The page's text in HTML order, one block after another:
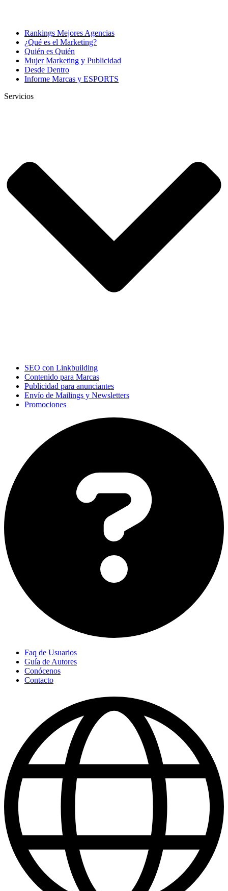
Rankings Mejores Agencias
¿Qué es el Marketing?
Quién es Quién
Mujer Marketing y Publicidad
Desde Dentro
Informe Marcas y ESPORTS
Servicios
SEO con Linkbuilding
Contenido para Marcas
Publicidad para anunciantes
Envío de Mailings y Newsletters
Promociones
Faq de Usuarios
Guía de Autores
Conócenos
Contacto